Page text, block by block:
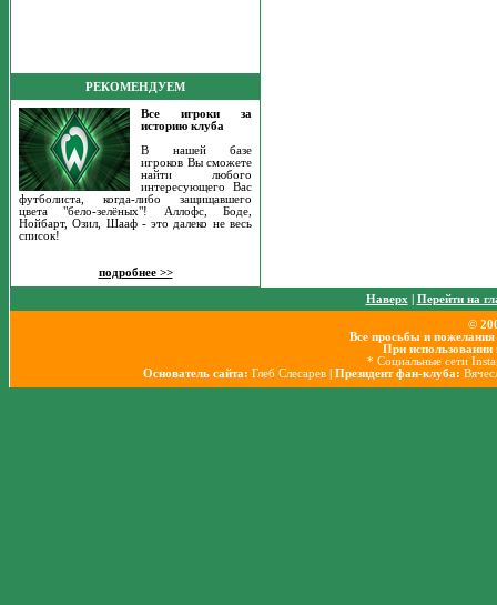
РЕКОМЕНДУЕМ
Все игроки за
историю клуба
В нашей базе
игроков Вы сможете
найти любого
интересующего Вас
футболиста, когда-либо защищавшего
цвета "бело-зелёных"! Аллофс, Боде,
Нойбарт, Озил, Шааф - это далеко не весь
список!
подробнее >>
Наверх Перейти на
©
Все просьбы и
При использовании
* Социальные сети
Основатель сайта: Глеб Слесарев | Президент фан-клуба: